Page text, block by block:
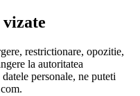
restrictionare, opozitie,
la autoritatea
personale, ne puteti